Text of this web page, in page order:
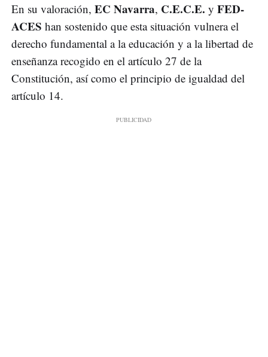
En su valoración, EC Navarra, C.E.C.E. y FED-
ACES han sostenido que esta situación vulnera el
derecho fundamental a la educación y a la libertad de
enseñanza recogido en el artículo 27 de la
Constitución, así como el principio de igualdad del
artículo 14.